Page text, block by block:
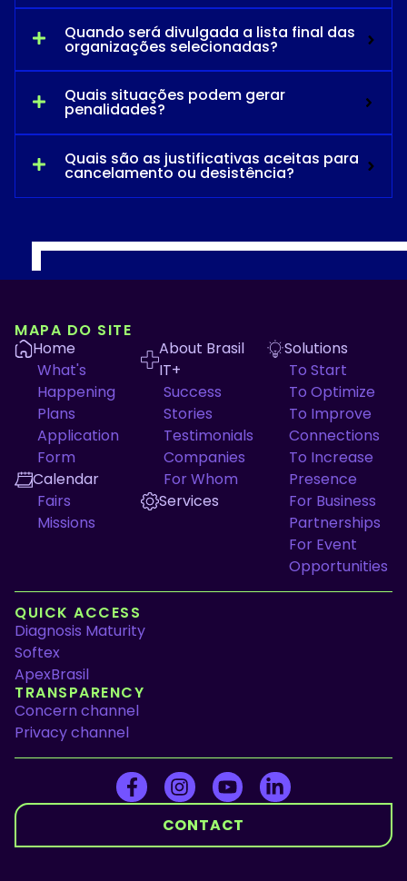
Quando será divulgada a lista final das
organizações selecionadas?
Quais situações podem gerar
penalidades?
Quais são as justificativas aceitas para
cancelamento ou desistência?
MAPA DO SITE
Home
What's
Happening
Plans
Application
Form
Calendar
Fairs
Missions
About Brasil
IT+
Success
Stories
Testimonials
Companies
For Whom
Services
Solutions
To Start
To Optimize
To Improve
Connections
To Increase
Presence
For Business
Partnerships
For Event
Opportunities
QUICK ACCESS
Diagnosis Maturity
Softex
ApexBrasil
TRANSPARENCY
Concern channel
Privacy channel
CONTACT